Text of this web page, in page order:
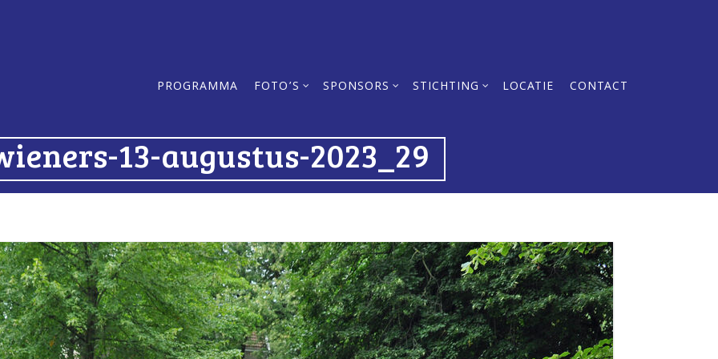
PROGRAMMA FOTO’S SPONSORS STICHTING LOCATIE CONTACT
13-augustus-2023_29